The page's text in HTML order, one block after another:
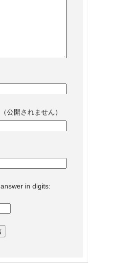
公開されません）
in digits: